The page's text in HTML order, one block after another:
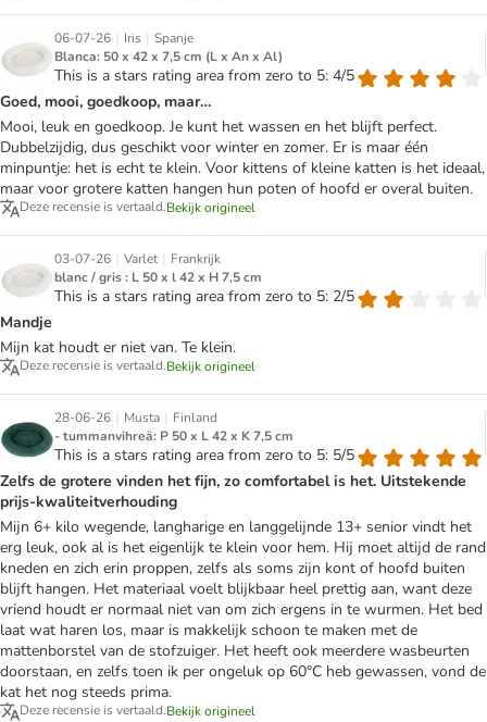
06-07-26 | Iris | Spanje
Blanca: 50 x 42 x 7,5 cm (L x An x Al)
This is a stars rating area from zero to 5: 4/5
Goed, mooi, goedkoop, maar…
Mooi, leuk en goedkoop. Je kunt het wassen en het blijft perfect.
Dubbelzijdig, dus geschikt voor winter en zomer. Er is maar één
minpuntje: het is echt te klein. Voor kittens of kleine katten is het ideaal,
maar voor grotere katten hangen hun poten of hoofd er overal buiten.
Deze recensie is vertaald.Bekijk origineel
03-07-26 | Varlet | Frankrijk
blanc / gris : L 50 x l 42 x H 7,5 cm
This is a stars rating area from zero to 5: 2/5
Mandje
Mijn kat houdt er niet van. Te klein.
Deze recensie is vertaald.Bekijk origineel
28-06-26 | Musta | Finland
- tummanvihreä: P 50 x L 42 x K 7,5 cm
This is a stars rating area from zero to 5: 5/5
Zelfs de grotere vinden het fijn, zo comfortabel is het. Uitstekende
prijs-kwaliteitverhouding
Mijn 6+ kilo wegende, langharige en langgelijnde 13+ senior vindt het
erg leuk, ook al is het eigenlijk te klein voor hem. Hij moet altijd de rand
kneden en zich erin proppen, zelfs als soms zijn kont of hoofd buiten
blijft hangen. Het materiaal voelt blijkbaar heel prettig aan, want deze
vriend houdt er normaal niet van om zich ergens in te wurmen. Het bed
laat wat haren los, maar is makkelijk schoon te maken met de
mattenborstel van de stofzuiger. Het heeft ook meerdere wasbeurten
doorstaan, en zelfs toen ik per ongeluk op 60°C heb gewassen, vond de
kat het nog steeds prima.
Deze recensie is vertaald.Bekijk origineel